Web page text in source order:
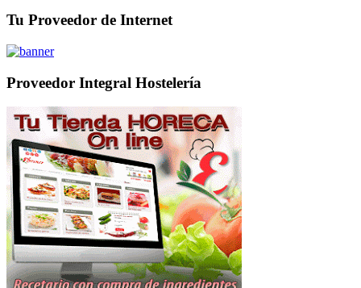
Tu Proveedor de Internet
Proveedor Integral Hostelería